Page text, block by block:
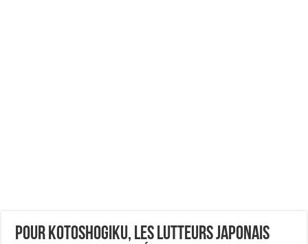
Pour Kotoshogiku, les lutteurs japonais